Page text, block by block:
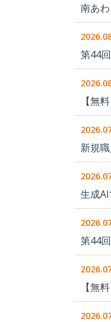
南あ
第44
【無
新規
生成
第44
【無